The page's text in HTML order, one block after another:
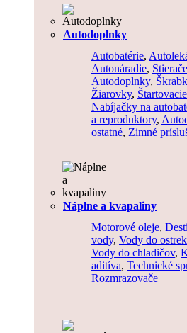
Autodoplnky
Autobatérie,
Autonáradie, Stierače
Autodoplnky,
Žiarovky,
Nabíjačky na
a reproduktory,
ostatné, Zimné
Náplne a kvapaliny
Motorové oleje,
vody, Vody do
Vody do chladičov,
aditíva, Technické
Rozmrazovače